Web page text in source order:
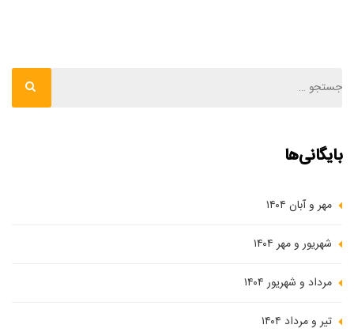
بایگانی‌ها
مهر و آبان ۱۴۰۴
شهریور و مهر ۱۴۰۴
مرداد و شهریور ۱۴۰۴
تیر و مرداد ۱۴۰۴